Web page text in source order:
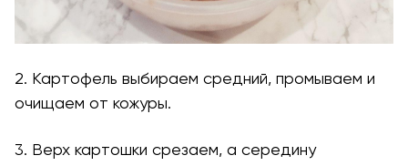
2. Картофель выбираем средний, промываем и
очищаем от кожуры.
3. Верх картошки срезаем, а середину